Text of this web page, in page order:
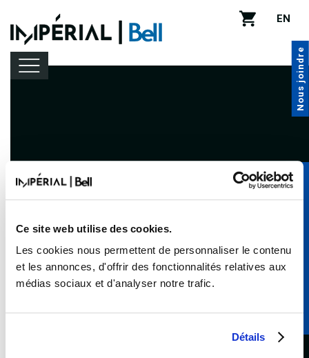
Ce site web utilise des cookies.
Les cookies nous permettent de personnaliser le contenu
et les annonces, d'offrir des fonctionnalités relatives aux
médias sociaux et d'analyser notre trafic.
Détails
EN
Nous joindre
Location de salle
Infos pratiques
Abonnez-vous à l’infolettre de
BLEUFEU
Pour connaître nos primeurs et nos préventes